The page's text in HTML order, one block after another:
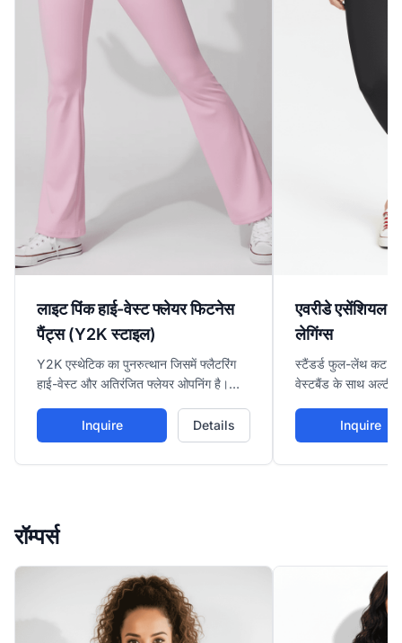
लाइट पिंक हाई-वेस्ट फ्लेयर फिटनेस
पैंट्स (Y2K स्टाइल)
Y2K एस्थेटिक का पुनरुत्थान जिसमें फ्लैटरिंग
हाई-वेस्ट और अतिरंजित फ्लेयर ओपनिंग है।
वर्कआउट्स या कैजुअल लुक्स के लिए एक
स्टैंडआउट पीस बनाता है।
Inquire Details
एवरीडे एसेंशियल
लेगिंग्स
स्टैंडर्ड फुल-लेंथ कट
वेस्टबैंड के साथ
लिए उपयुक्त बहुमुखी
Inquire
रॉम्पर्स